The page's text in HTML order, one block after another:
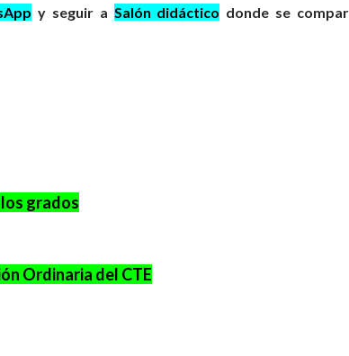
y seguir a Salón didáctico donde se
grados
Ordinaria del CTE